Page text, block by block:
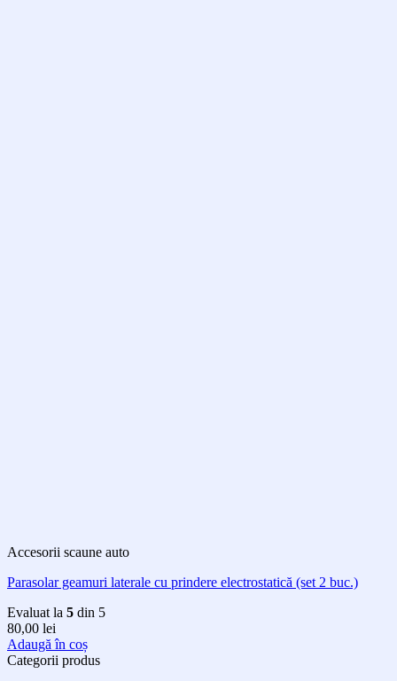
Accesorii scaune auto
Parasolar geamuri laterale cu prindere electrostatică (set 2 buc.)
Evaluat la 5 din 5
80,00 lei
Adaugă în coș
Categorii produs